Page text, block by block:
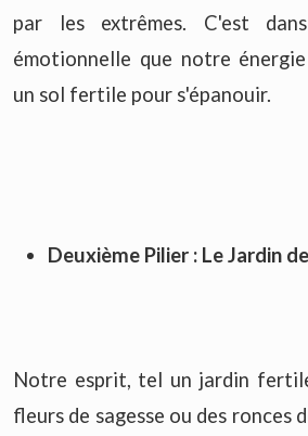
par les extrêmes. C'est
émotionnelle que notre
un sol fertile pour s'épanouir.
Deuxième Pilier : Le Jardin
Notre esprit, tel un jardin
fleurs de sagesse ou des ronces